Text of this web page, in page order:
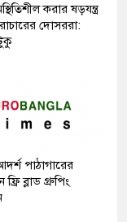
করার ষড়যন্ত্র
দোসররা:
পাঠাগারের
ব্লাড গ্রুপিং